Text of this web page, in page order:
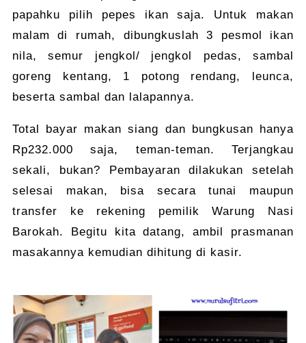
papahku pilih pepes ikan saja. Untuk makan
malam di rumah, dibungkuslah 3 pesmol ikan
nila, semur jengkol/ jengkol pedas, sambal
goreng kentang, 1 potong rendang, leunca,
beserta sambal dan lalapannya.
Total bayar makan siang dan bungkusan hanya
Rp232.000 saja, teman-teman. Terjangkau
sekali, bukan? Pembayaran dilakukan setelah
selesai makan, bisa secara tunai maupun
transfer ke rekening pemilik Warung Nasi
Barokah. Begitu kita datang, ambil prasmanan
masakannya kemudian dihitung di kasir.